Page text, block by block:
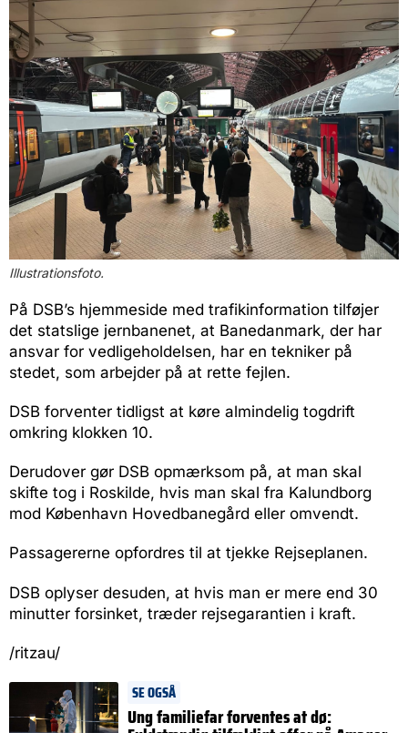
Illustrationsfoto.
På DSB’s hjemmeside med trafikinformation tilføjer
det statslige jernbanenet, at Banedanmark, der har
ansvar for vedligeholdelsen, har en tekniker på
stedet, som arbejder på at rette fejlen.
DSB forventer tidligst at køre almindelig togdrift
omkring klokken 10.
Derudover gør DSB opmærksom på, at man skal
skifte tog i Roskilde, hvis man skal fra Kalundborg
mod København Hovedbanegård eller omvendt.
Passagererne opfordres til at tjekke Rejseplanen.
DSB oplyser desuden, at hvis man er mere end 30
minutter forsinket, træder rejsegarantien i kraft.
/ritzau/
SE OGSÅ
Ung familiefar forventes at dø: